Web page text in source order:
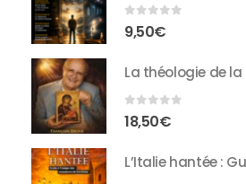
0 sur 5
9,50€
0sur 5
18,50€